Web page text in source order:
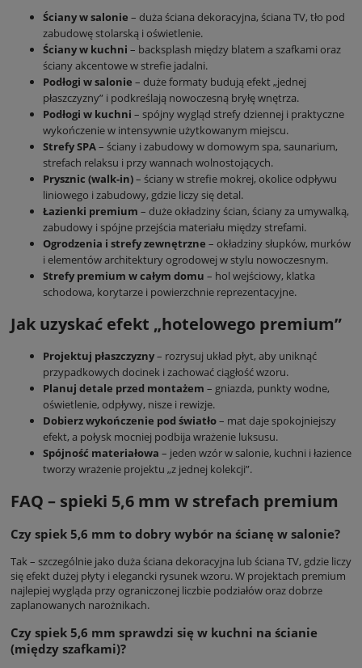
Ściany w salonie – duża ściana dekoracyjna, ściana TV, tło pod
zabudowę stolarską i oświetlenie.
Ściany w kuchni – backsplash między blatem a szafkami oraz
ściany akcentowe w strefie jadalni.
Podłogi w salonie – duże formaty budują efekt „jednej
płaszczyzny” i podkreślają nowoczesną bryłę wnętrza.
Podłogi w kuchni – spójny wygląd strefy dziennej i praktyczne
wykończenie w intensywnie użytkowanym miejscu.
Strefy SPA– ściany i zabudowy w domowym spa, saunarium,
strefach relaksu i przy wannach wolnostojących.
Prysznic (walk-in)– ściany w strefie mokrej, okolice odpływu
liniowego i zabudowy, gdzie liczy się detal.
Łazienki premium – duże okładziny ścian, ściany za umywalką,
zabudowy i spójne przejścia materiału między strefami.
Ogrodzenia i strefy zewnętrzne – okładziny słupków, murków
i elementów architektury ogrodowej w stylu nowoczesnym.
Strefy premium w całym domu – hol wejściowy, klatka
schodowa, korytarze i powierzchnie reprezentacyjne.
Jak uzyskać efekt „hotelowego premium”
Projektuj płaszczyzny– rozrysuj układ płyt, aby uniknąć
przypadkowych docinek i zachować ciągłość wzoru.
Planuj detale przed montażem – gniazda, punkty wodne,
oświetlenie, odpływy, nisze i rewizje.
Dobierz wykończenie pod światło– mat daje spokojniejszy
efekt, a połysk mocniej podbija wrażenie luksusu.
Spójność materiałowa – jeden wzór w salonie, kuchni i łazience
tworzy wrażenie projektu „z jednej kolekcji”.
FAQ – spieki 5,6 mm w strefach premium
Czy spiek 5,6 mm to dobry wybór na ścianę w salonie?
Tak – szczególnie jako duża ściana dekoracyjna lub ściana TV, gdzie liczy
się efekt dużej płyty i elegancki rysunek wzoru. W projektach premium
najlepiej wygląda przy ograniczonej liczbie podziałów oraz dobrze
zaplanowanych narożnikach.
Czy spiek 5,6 mm sprawdzi się w kuchni na ścianie
(między szafkami)?